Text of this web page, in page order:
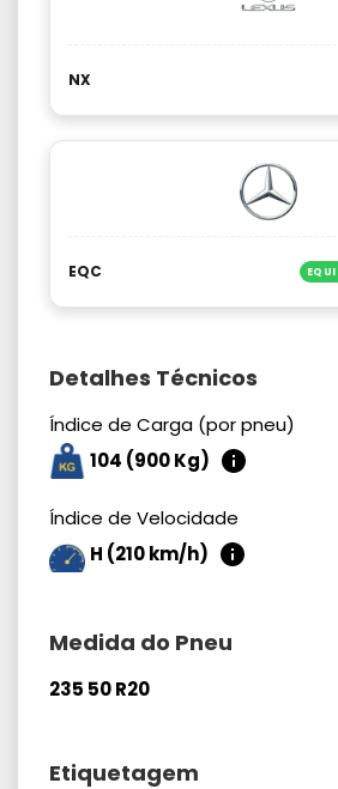
NX
EQC
Detalhes Técnicos
Índice de Carga (por pneu)
104 (900 Kg)
Índice de Velocidade
H (210 km/h)
Medida do Pneu
235 50 R20
Etiquetagem